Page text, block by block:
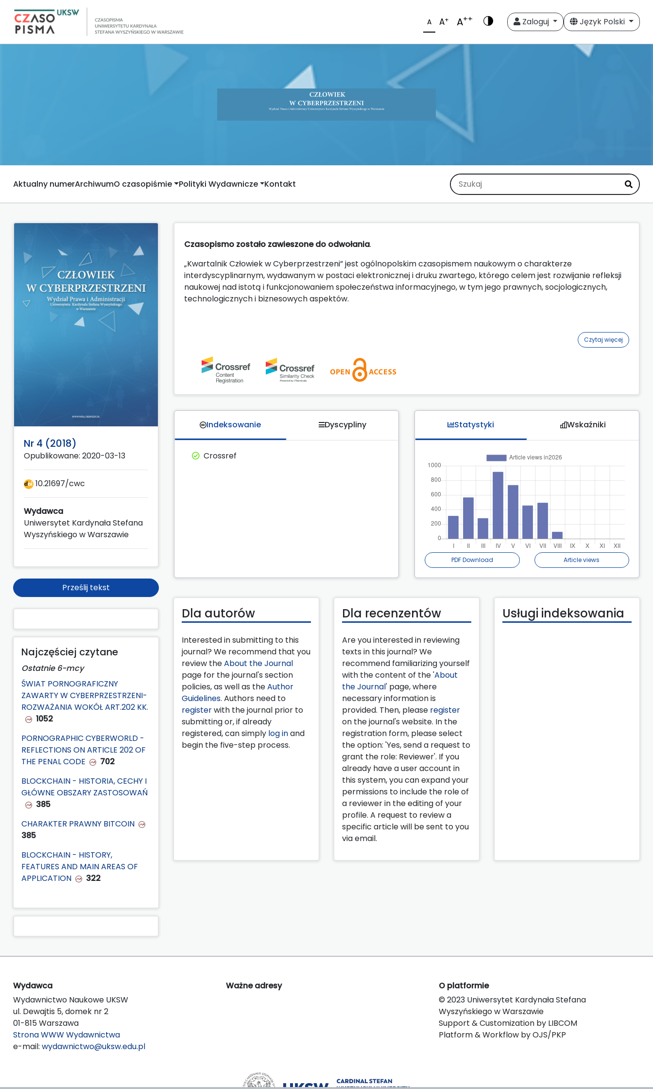
A A+ A++ Zaloguj Język Polski
Aktualny numerArchiwumO czasopiśmie Polityki Wydawnicze Kontakt
Nr 4 (2018)
Opublikowane: 2020-03-13
10.21697/cwc
Wydawca
Uniwersytet Kardynała Stefana
Wyszyńskiego w Warszawie
Prześlij tekst
Najczęściej czytane
Ostatnie 6-mcy
ŚWIAT PORNOGRAFICZNY
ZAWARTY W CYBERPRZESTRZENI-
ROZWAŻANIA WOKÓŁ ART.202 KK.
1052
PORNOGRAPHIC CYBERWORLD -
REFLECTIONS ON ARTICLE 202 OF
THE PENAL CODE
702
BLOCKCHAIN - HISTORIA, CECHY I
GŁÓWNE OBSZARY ZASTOSOWAŃ
385
CHARAKTER PRAWNY BITCOIN
385
BLOCKCHAIN - HISTORY,
FEATURES AND MAIN AREAS OF
APPLICATION
322
Czasopismo zostało zawieszone do odwołania.
„Kwartalnik Człowiek w Cyberprzestrzeni” jest ogólnopolskim czasopismem naukowym o charakterze
interdyscyplinarnym, wydawanym w postaci elektronicznej i druku zwartego, którego celem jest rozwijanie refleksji
naukowej nad istotą i funkcjonowaniem społeczeństwa informacyjnego, w tym jego prawnych, socjologicznych,
technologicznych i biznesowych aspektów.
Czytaj więcej
Indeksowanie Dyscypliny
Crossref
Statystyki Wskaźniki
PDF Download Article views
Dla autorów
Interested in submitting to this
journal? We recommend that you
review theAbout the Journal
page for the journal's section
policies, as well as theAuthor
Guidelines. Authors need to
registerwith the journal prior to
submitting or, if already
registered, can simply log inand
begin the five-step process.
Dla recenzentów
Are you interested in reviewing
texts in this journal? We
recommend familiarizing yourself
with the content of the 'About
the Journal' page, where
necessary information is
provided. Then, please register
on the journal's website. In the
registration form, please select
the option: 'Yes, send a request to
grant the role: Reviewer'. If you
already have a user account in
this system, you can expand your
permissions to include the role of
a reviewer in the editing of your
profile. A request to review a
specific article will be sent to you
via email.
Usługi indeksowania
Wydawca
Wydawnictwo Naukowe UKSW
ul. Dewajtis 5, domek nr 2
01-815 Warszawa
Strona WWW Wydawnictwa
e-mail: wydawnictwo@uksw.edu.pl
Ważne adresy
O platformie
© 2023 Uniwersytet Kardynała Stefana
Wyszyńskiego w Warszawie
Support & Customization by LIBCOM
Platform & Workflow by OJS/PKP